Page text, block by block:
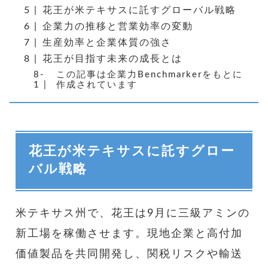
花王が米テキサスに託すグローバル戦略
企業力の推移と営業効率の変動
生産効率と企業体質の強さ
花王が目指す未来の成長とは
この記事は企業力Benchmarkerをもとに
作成されています
花王が米テキサスに託すグロー
バル戦略
米テキサス州で、花王は9月に三級アミンの
新工場を稼働させます。現地企業と高付加
価値製品を共同開発し、関税リスクや輸送